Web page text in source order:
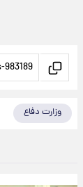
وزارت دفاع